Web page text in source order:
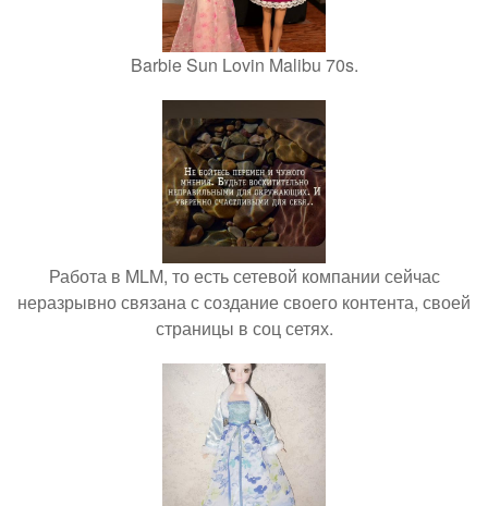
Barbie Sun Lovin Malibu 70s.
Работа в MLM, то есть сетевой компании сейчас
неразрывно связана с создание своего контента, своей
страницы в соц сетях.